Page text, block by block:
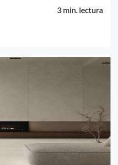
3 min. lectura